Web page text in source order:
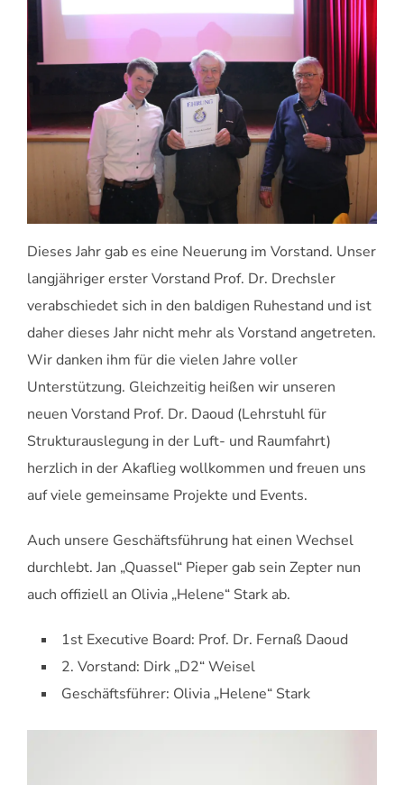
Dieses Jahr gab es eine Neuerung im Vorstand. Unser
langjähriger erster Vorstand Prof. Dr. Drechsler
verabschiedet sich in den baldigen Ruhestand und ist
daher dieses Jahr nicht mehr als Vorstand angetreten.
Wir danken ihm für die vielen Jahre voller
Unterstützung. Gleichzeitig heißen wir unseren
neuen Vorstand Prof. Dr. Daoud (Lehrstuhl für
Strukturauslegung in der Luft- und Raumfahrt)
herzlich in der Akaflieg wollkommen und freuen uns
auf viele gemeinsame Projekte und Events.
Auch unsere Geschäftsführung hat einen Wechsel
durchlebt. Jan „Quassel“ Pieper gab sein Zepter nun
auch offiziell an Olivia „Helene“ Stark ab.
1st Executive Board: Prof. Dr. Fernaß Daoud
2. Vorstand: Dirk „D2“ Weisel
Geschäftsführer: Olivia „Helene“ Stark